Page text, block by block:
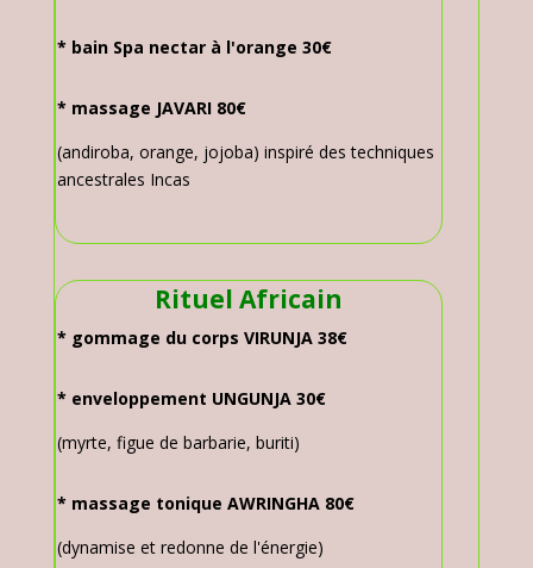
* bain Spa nectar à l'orange 30€
* massage JAVARI 80€
(andiroba, orange, jojoba) inspiré des techniques
ancestrales Incas
Rituel Africain
* gommage du corps VIRUNJA 38€
* enveloppement UNGUNJA 30€
(myrte, figue de barbarie, buriti)
* massage tonique AWRINGHA 80€
(dynamise et redonne de l'énergie)